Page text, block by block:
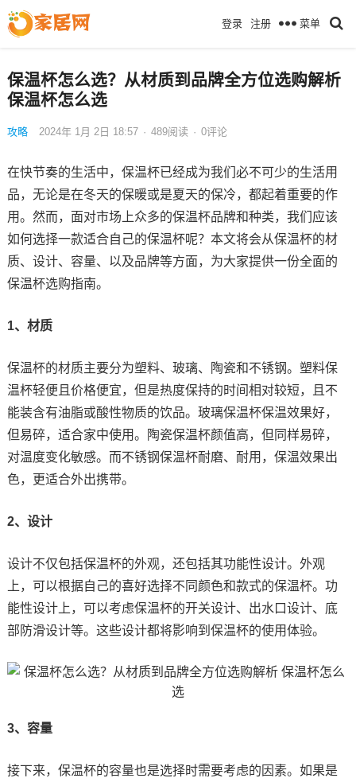
登录 注册 菜单
保温杯怎么选？从材质到品牌全方位选购解析
保温杯怎么选
攻略 2024年 1月 2日 18:57 · 489阅读 · 0评论
在快节奏的生活中，保温杯已经成为我们必不可少的生活用
品，无论是在冬天的保暖或是夏天的保冷，都起着重要的作
用。然而，面对市场上众多的保温杯品牌和种类，我们应该
如何选择一款适合自己的保温杯呢？本文将会从保温杯的材
质、设计、容量、以及品牌等方面，为大家提供一份全面的
保温杯选购指南。
1、材质
保温杯的材质主要分为塑料、玻璃、陶瓷和不锈钢。塑料保
温杯轻便且价格便宜，但是热度保持的时间相对较短，且不
能装含有油脂或酸性物质的饮品。玻璃保温杯保温效果好，
但易碎，适合家中使用。陶瓷保温杯颜值高，但同样易碎，
对温度变化敏感。而不锈钢保温杯耐磨、耐用，保温效果出
色，更适合外出携带。
2、设计
设计不仅包括保温杯的外观，还包括其功能性设计。外观
上，可以根据自己的喜好选择不同颜色和款式的保温杯。功
能性设计上，可以考虑保温杯的开关设计、出水口设计、底
部防滑设计等。这些设计都将影响到保温杯的使用体验。
3、容量
接下来，保温杯的容量也是选择时需要考虑的因素。如果是